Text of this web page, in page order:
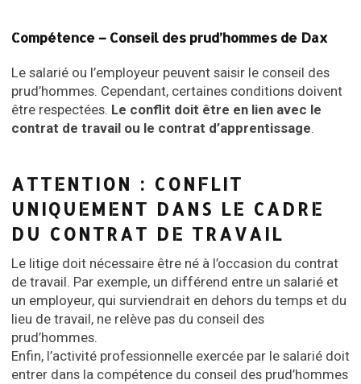
Compétence – Conseil des prud’hommes de Dax
Le salarié ou l’employeur peuvent saisir le conseil des
prud’hommes. Cependant, certaines conditions doivent
être respectées. Le conflit doit être en lien avec le
contrat de travail ou le contrat d’apprentissage.
ATTENTION : CONFLIT
UNIQUEMENT DANS LE CADRE
DU CONTRAT DE TRAVAIL
Le litige doit nécessaire être né à l’occasion du contrat
de travail. Par exemple, un différend entre un salarié et
un employeur, qui surviendrait en dehors du temps et du
lieu de travail, ne relève pas du conseil des
prud’hommes.
Enfin, l’activité professionnelle exercée par le salarié doit
entrer dans la compétence du conseil des prud’hommes